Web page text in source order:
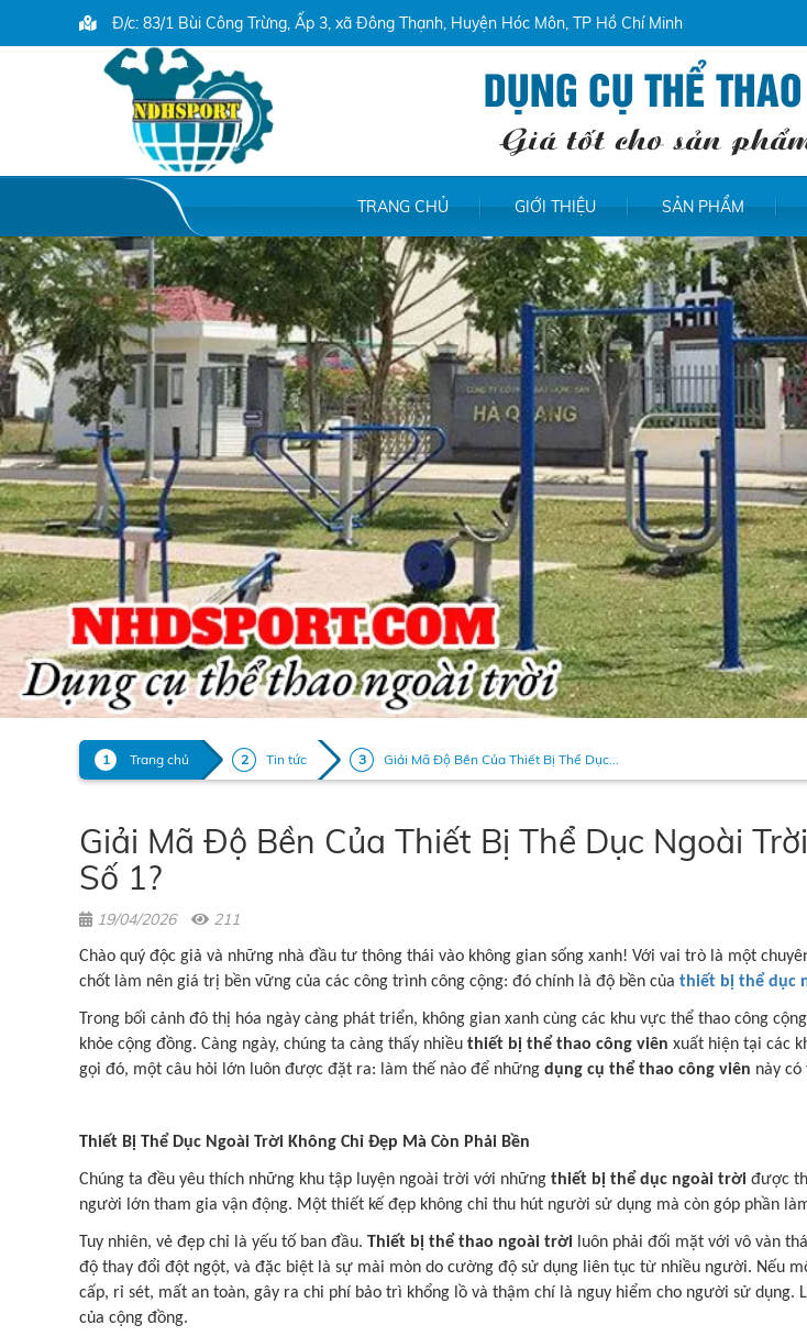
Đ/c: 83/1 Bùi Công Trừng, Ấp 3, xã Đông Thạnh, Huyện Hóc Môn, TP Hồ Chí Minh
DỤNG CỤ THỂ THAO
Giá tốt cho sản
TRANG CHỦ GIỚI THIỆU SẢN PHẨM
File /home/ndhsport/domains/ndhsport.com/public_html/backend/web/uploads/images/bannerhp-1%20(2).jpg doesn't
/home/ndhsport/domains/ndhsport.com/public_html/backend/web/uploads/images/bannerhp-1%20(2).jpg doesn't exist
Trang chủ Tin tức Giải Mã Độ Bền Của Thiết Bị Thể Dục...
Giải Mã Độ Bền Của Thiết Bị Thể Dục Ngoài
Số 1?
19/04/2026 211
Chào quý độc giả và những nhà đầu tư thông thái vào không gian sống xanh! Với vai trò là một
chốt làm nên giá trị bền vững của các công trình công cộng: đó chính là độ bền của thiết bị thể dục
Trong bối cảnh đô thị hóa ngày càng phát triển, không gian xanh cùng các khu vực thể thao công
khỏe cộng đồng. Càng ngày, chúng ta càng thấy nhiều thiết bị thể thao công viên xuất hiện tại các
gọi đó, một câu hỏi lớn luôn được đặt ra: làm thế nào để những dụng cụ thể thao công viên này
Thiết Bị Thể Dục Ngoài Trời Không Chỉ Đẹp Mà Còn Phải Bền
Chúng ta đều yêu thích những khu tập luyện ngoài trời với những thiết bị thể dục ngoài trời được
người lớn tham gia vận động. Một thiết kế đẹp không chỉ thu hút người sử dụng mà còn góp phần
Tuy nhiên, vẻ đẹp chỉ là yếu tố ban đầu. Thiết bị thể thao ngoài trời luôn phải đối mặt với vô vàn
độ thay đổi đột ngột, và đặc biệt là sự mài mòn do cường độ sử dụng liên tục từ nhiều người. Nếu
cấp, rỉ sét, mất an toàn, gây ra chi phí bảo trì khổng lồ và thậm chí là nguy hiểm cho người sử
của cộng đồng.